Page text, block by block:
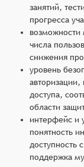
занятий,
прогресса
возможности
числа
снижения
уровень
доступа,
области
интерфейс и
понятность
доступность
поддержка